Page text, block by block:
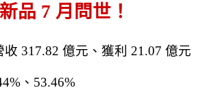
新品 7 月問世！
收 317.82 億元、獲利 21.07 億元
、53.46%